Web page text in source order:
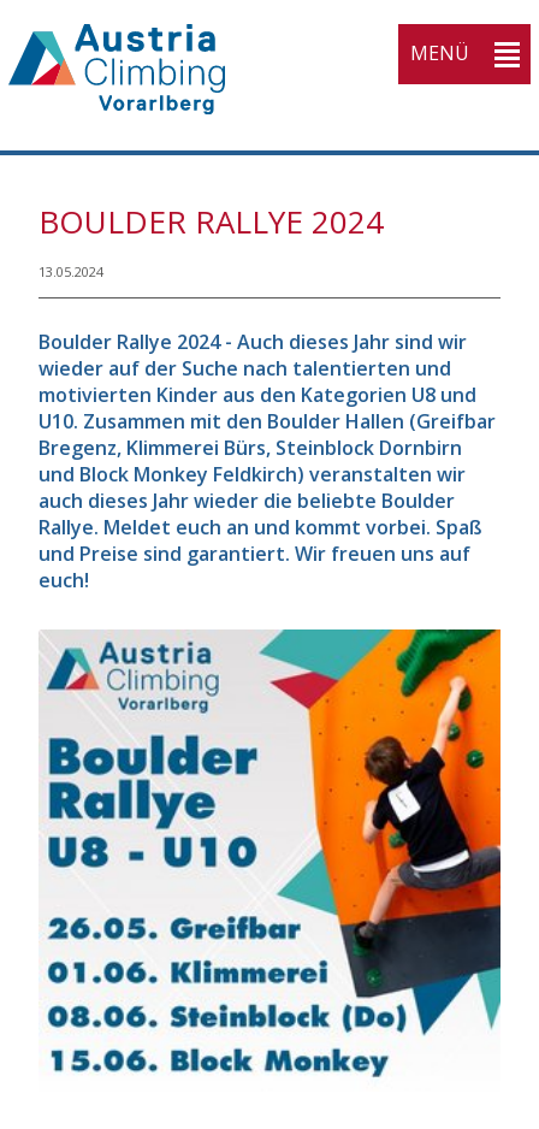
Home
Athletinnen
Open submenu
4
Open submenu
Breitensport
4
Open submenu
Ausbildung
5
Open submenu
Service
10
Open submenu
Verband
MENÜ
BOULDER RALLYE 2024
13.05.2024
Boulder Rallye 2024 - Auch dieses Jahr sind wir
wieder auf der Suche nach talentierten und
motivierten Kinder aus den Kategorien U8 und
U10. Zusammen mit den Boulder Hallen (Greifbar
Bregenz, Klimmerei Bürs, Steinblock Dornbirn
und Block Monkey Feldkirch) veranstalten wir
auch dieses Jahr wieder die beliebte Boulder
Rallye. Meldet euch an und kommt vorbei. Spaß
und Preise sind garantiert. Wir freuen uns auf
euch!